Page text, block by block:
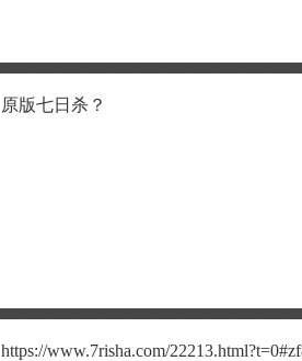
原版七日杀？
https://www.7risha.com/